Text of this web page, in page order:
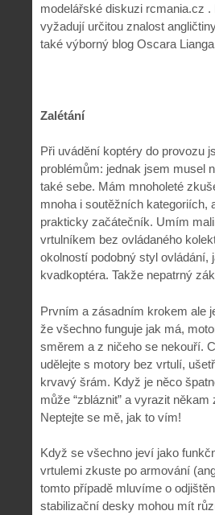
modelářské diskuzi rcmania.cz .
vyžadují určitou znalost
také výborný blog Oscara
Zalétání
Při uvádění koptéry do provozu
problémům: jednak jsem musel
také sebe. Mám mnoholeté
mnoha i soutěžních kategoriích,
prakticky začátečník. Umím
vrtulníkem bez ovládaného
okolností podobný styl ovládání,
kvadkoptéra. Takže nepatrný
Prvním a zásadním krokem ale
že všechno funguje jak má,
směrem a z ničeho se nekouří.
udělejte s motory bez vrtulí,
krvavý šrám. Když je něco
může “zbláznit” a vyrazit
Neptejte se mě, jak to vím!
Když se všechno jeví jako
vrtulemi zkuste po armování
tomto případě mluvíme o
stabilizační desky mohou mít